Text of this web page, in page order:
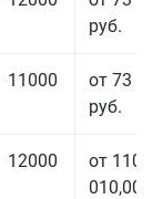
руб.
11000
от 73
руб.
12000
от 110
010,00